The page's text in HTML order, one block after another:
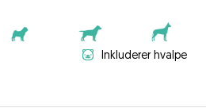
Inkluderer hvalpe